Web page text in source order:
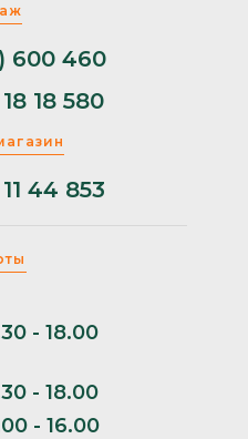
600 460
18 580
44 853
- 18.00
- 18.00
- 16.00